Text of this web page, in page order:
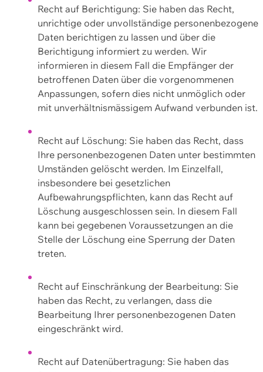
Recht auf Berichtigung: Sie haben das Recht,
unrichtige oder unvollständige personenbezogene
Daten berichtigen zu lassen und über die
Berichtigung informiert zu werden. Wir
informieren in diesem Fall die Empfänger der
betroffenen Daten über die vorgenommenen
Anpassungen, sofern dies nicht unmöglich oder
mit unverhältnismässigem Aufwand verbunden ist.
Recht auf Löschung: Sie haben das Recht, dass
Ihre personenbezogenen Daten unter bestimmten
Umständen gelöscht werden. Im Einzelfall,
insbesondere bei gesetzlichen
Aufbewahrungspflichten, kann das Recht auf
Löschung ausgeschlossen sein. In diesem Fall
kann bei gegebenen Voraussetzungen an die
Stelle der Löschung eine Sperrung der Daten
treten.
Recht auf Einschränkung der Bearbeitung: Sie
haben das Recht, zu verlangen, dass die
Bearbeitung Ihrer personenbezogenen Daten
eingeschränkt wird.
Recht auf Datenübertragung: Sie haben das